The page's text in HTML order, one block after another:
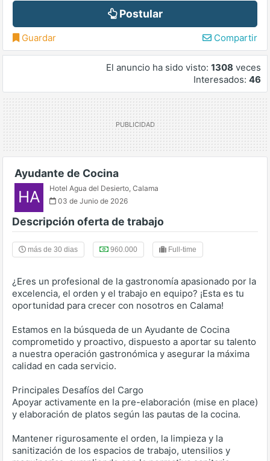
Postular
Guardar Compartir
El anuncio ha sido visto: 1308 veces
Interesados: 46
Ayudante de Cocina
HA Hotel Agua del Desierto, Calama
03 de Junio de 2026
Descripción oferta de trabajo
más de 30 dias 960.000 Full-time
¿Eres un profesional de la gastronomía apasionado por la
excelencia, el orden y el trabajo en equipo? ¡Esta es tu
oportunidad para crecer con nosotros en Calama!
Estamos en la búsqueda de un Ayudante de Cocina
comprometido y proactivo, dispuesto a aportar su talento
a nuestra operación gastronómica y asegurar la máxima
calidad en cada servicio.
Principales Desafíos del Cargo
Apoyar activamente en la pre-elaboración (mise en place)
y elaboración de platos según las pautas de la cocina.
Mantener rigurosamente el orden, la limpieza y la
sanitización de los espacios de trabajo, utensilios y